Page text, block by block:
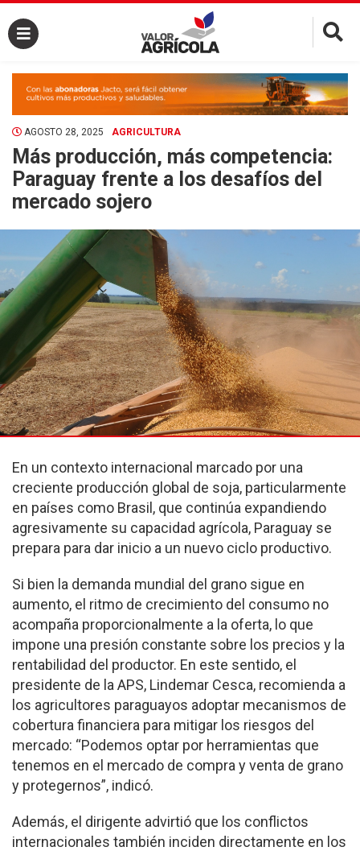
×
AGOSTO 28, 2025 AGRICULTURA
Más producción, más competencia:
Paraguay frente a los desafíos del
mercado sojero
En un contexto internacional marcado por una
creciente producción global de soja, particularmente
en países como Brasil, que continúa expandiendo
agresivamente su capacidad agrícola, Paraguay se
prepara para dar inicio a un nuevo ciclo productivo.
Si bien la demanda mundial del grano sigue en
aumento, el ritmo de crecimiento del consumo no
acompaña proporcionalmente a la oferta, lo que
impone una presión constante sobre los precios y la
rentabilidad del productor. En este sentido, el
presidente de la APS, Lindemar Cesca, recomienda a
los agricultores paraguayos adoptar mecanismos de
cobertura financiera para mitigar los riesgos del
mercado: “Podemos optar por herramientas que
tenemos en el mercado de compra y venta de grano
y protegernos”, indicó.
Además, el dirigente advirtió que los conflictos
internacionales también inciden directamente en los